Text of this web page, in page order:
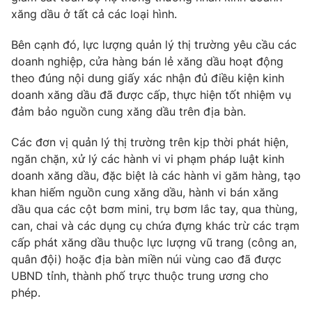
Photo Infographic
Video Shorts video
VTV Money VTV Thể thao
VTV Sức khoẻ Bất động sản
Thị trường 24h Tấm lòng Việt
VTV4 Vươn mình bằng AI
VTV9 VTV8
xăng dầu ở tất cả các loại hình.
Bên cạnh đó, lực lượng quản lý thị trường yêu cầu các
doanh nghiệp, cửa hàng bán lẻ xăng dầu hoạt động
theo đúng nội dung giấy xác nhận đủ điều kiện kinh
doanh xăng dầu đã được cấp, thực hiện tốt nhiệm vụ
đảm bảo nguồn cung xăng dầu trên địa bàn.
Các đơn vị quản lý thị trường trên kịp thời phát hiện,
ngăn chặn, xử lý các hành vi vi phạm pháp luật kinh
doanh xăng dầu, đặc biệt là các hành vi găm hàng, tạo
khan hiếm nguồn cung xăng dầu, hành vi bán xăng
dầu qua các cột bơm mini, trụ bơm lắc tay, qua thùng,
can, chai và các dụng cụ chứa đựng khác trừ các trạm
cấp phát xăng dầu thuộc lực lượng vũ trang (công an,
quân đội) hoặc địa bàn miền núi vùng cao đã được
UBND tỉnh, thành phố trực thuộc trung ương cho
phép.